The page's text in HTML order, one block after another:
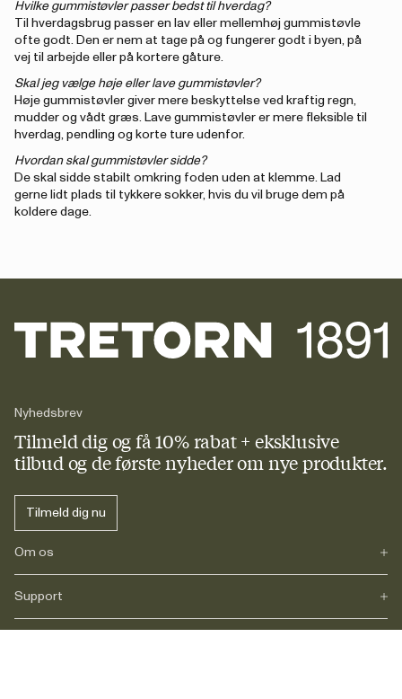
Hvilke gummistøvler passer bedst til hverdag?
Til hverdagsbrug passer en lav eller mellemhøj gummistøvle
ofte godt. Den er nem at tage på og fungerer godt i byen, på
vej til arbejde eller på kortere gåture.
Skal jeg vælge høje eller lave gummistøvler?
Høje gummistøvler giver mere beskyttelse ved kraftig regn,
mudder og vådt græs. Lave gummistøvler er mere fleksible til
hverdag, pendling og korte ture udenfor.
Hvordan skal gummistøvler sidde?
De skal sidde stabilt omkring foden uden at klemme. Lad
gerne lidt plads til tykkere sokker, hvis du vil bruge dem på
koldere dage.
Nyhedsbrev
Tilmeld dig og få 10% rabat + eksklusive
tilbud og de første nyheder om nye produkter.
Tilmeld dig nu
Om os
Vores historie
Journals
Support